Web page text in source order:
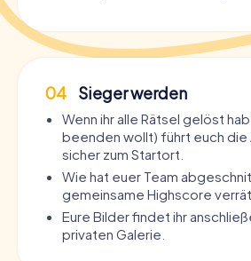
04 Sieger werden
Wenn ihr alle Rätsel gelöst
beenden wollt) führt euch
sicher zum Startort.
Wie hat euer Team
gemeinsame Highscore
Eure Bilder findet ihr
privaten Galerie.